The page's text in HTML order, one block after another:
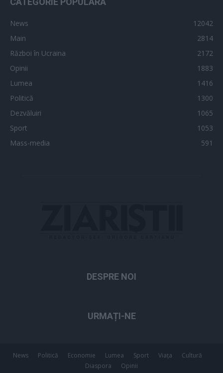
News
12042
Main
2814
Război în Ucraina
2172
Opinii
1883
Lumea
1416
Politică
1300
Dezvăluiri
1065
Sport
1053
Mass-media
591
DESPRE NOI
URMAȚI-NE
News Politică Economie Lumea Sport Viața
Cultură
Diaspora
Opinii